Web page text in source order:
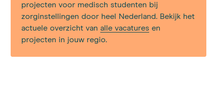
projecten voor medisch studenten bij
zorginstellingen door heel Nederland. Bekijk het
actuele overzicht vanalle vacatures en
projecten in jouw regio.